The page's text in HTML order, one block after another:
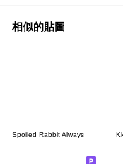
相似的貼圖
Spoiled Rabbit Always